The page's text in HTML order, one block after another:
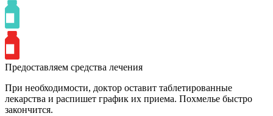
Предоставляем средства лечения
При необходимости, доктор оставит таблетированные
лекарства и распишет график их приема. Похмелье быстро
закончится.